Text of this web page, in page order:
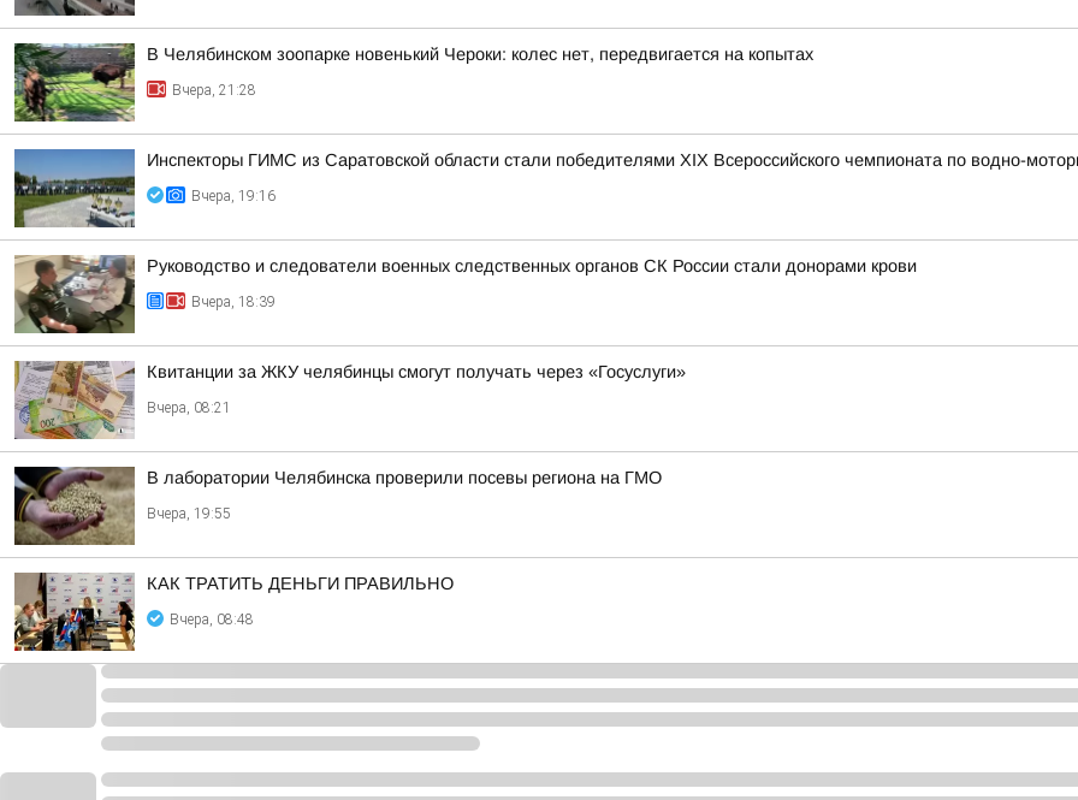
В Челябинском зоопарке новенький Чероки: колес нет, передвигается на копытах
Вчера, 21:28
Инспекторы ГИМС из Саратовской области стали победителями XIX Всероссийского чемпионата по водно-
Вчера, 19:16
Руководство и следователи военных следственных органов СК России стали донорами крови
Вчера, 18:39
Квитанции за ЖКУ челябинцы смогут получать через «Госуслуги»
Вчера, 08:21
В лаборатории Челябинска проверили посевы региона на ГМО
Вчера, 19:55
КАК ТРАТИТЬ ДЕНЬГИ ПРАВИЛЬНО
Вчера, 08:48